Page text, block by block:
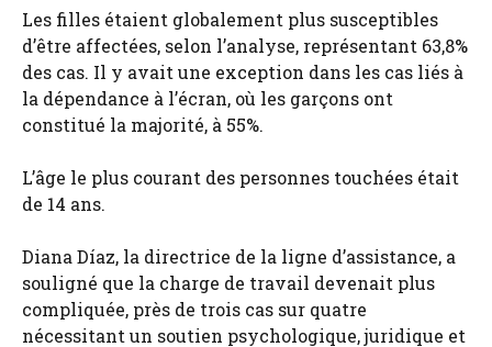
Les filles étaient globalement plus susceptibles
d’être affectées, selon l’analyse, représentant 63,8%
des cas. Il y avait une exception dans les cas liés à
la dépendance à l’écran, où les garçons ont
constitué la majorité, à 55%.
L’âge le plus courant des personnes touchées était
de 14 ans.
Diana Díaz, la directrice de la ligne d’assistance, a
souligné que la charge de travail devenait plus
compliquée, près de trois cas sur quatre
nécessitant un soutien psychologique, juridique et